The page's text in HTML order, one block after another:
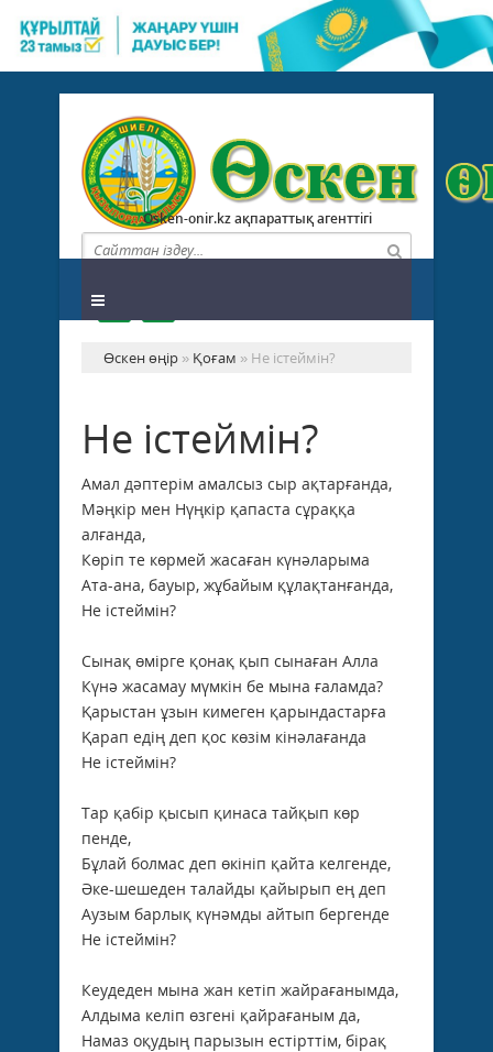
Osken-onir.kz ақпараттық агенттігі
Өскен өңір » Қоғам » Не істеймін?
Не істеймін?
Амал дәптерім амалсыз сыр ақтарғанда,
Мәңкір мен Нүңкір қапаста сұраққа
алғанда,
Көріп те көрмей жасаған күнәларыма
Ата-ана, бауыр, жұбайым құлақтанғанда,
Не істеймін?
Сынақ өмірге қонақ қып сынаған Алла
Күнә жасамау мүмкін бе мына ғаламда?
Қарыстан ұзын кимеген қарындастарға
Қарап едің деп қос көзім кінәлағанда
Не істеймін?
Тар қабір қысып қинаса тайқып көр
пенде,
Бұлай болмас деп өкініп қайта келгенде,
Әке-шешеден талайды қайырып ең деп
Аузым барлық күнәмды айтып бергенде
Не істеймін?
Кеудеден мына жан кетіп жайрағанымда,
Алдыма келіп өзгені қайрағаным да,
Намаз оқудың парызын естірттім, бірақ